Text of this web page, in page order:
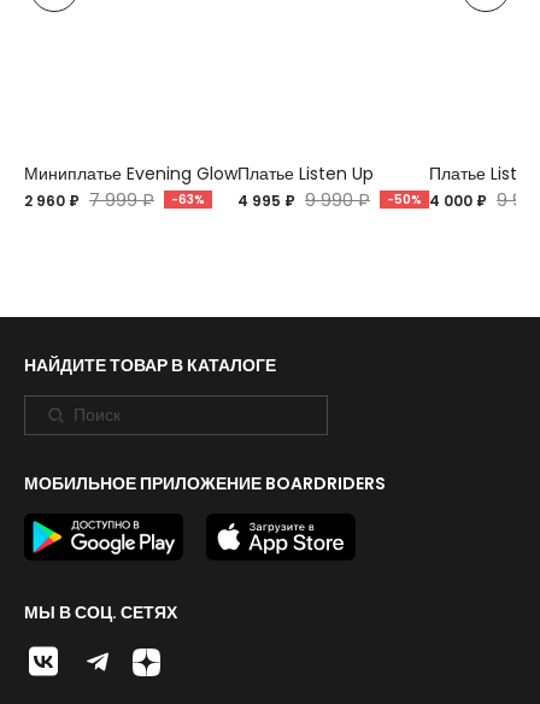
Миниплатье Evening Glow
2 960 ₽ 7 999 ₽ -63%
Платье Listen Up
4 995 ₽ 9 990 ₽ -50%
Платье
4 000 ₽ 9
НАЙДИТЕ ТОВАР В КАТАЛОГЕ
МОБИЛЬНОЕ ПРИЛОЖЕНИЕ BOARDRIDERS
МЫ В СОЦ. СЕТЯХ